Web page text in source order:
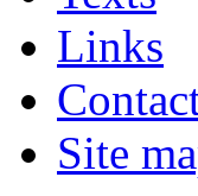
Links
Site